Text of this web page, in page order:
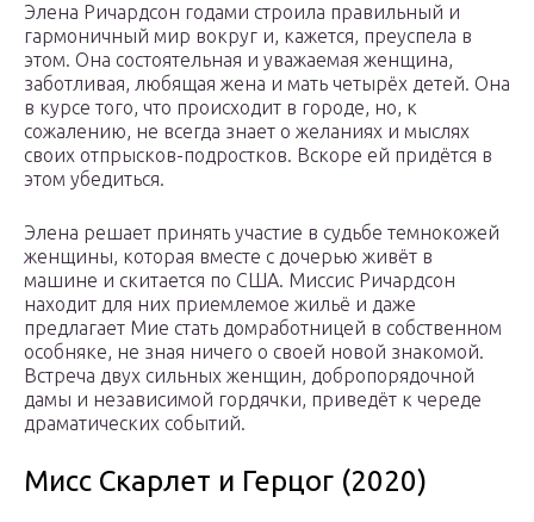
Элена Ричардсон годами строила правильный и
гармоничный мир вокруг и, кажется, преуспела в
этом. Она состоятельная и уважаемая женщина,
заботливая, любящая жена и мать четырёх детей. Она
в курсе того, что происходит в городе, но, к
сожалению, не всегда знает о желаниях и мыслях
своих отпрысков-подростков. Вскоре ей придётся в
этом убедиться.
Элена решает принять участие в судьбе темнокожей
женщины, которая вместе с дочерью живёт в
машине и скитается по США. Миссис Ричардсон
находит для них приемлемое жильё и даже
предлагает Мие стать домработницей в собственном
особняке, не зная ничего о своей новой знакомой.
Встреча двух сильных женщин, добропорядочной
дамы и независимой гордячки, приведёт к череде
драматических событий.
Мисс Скарлет и Герцог (2020)